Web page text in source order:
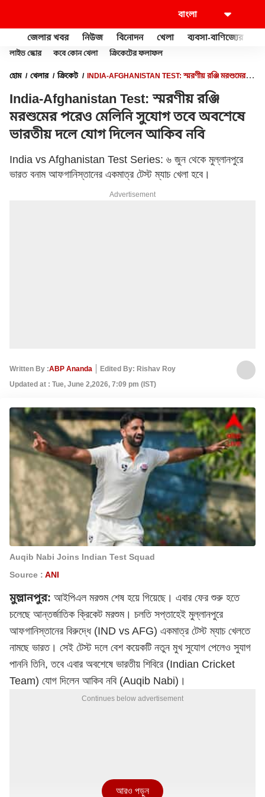
জেলার খবর নিউজ বিনোদন খেলা ব্যবসা-বাণিজ্যের
লাইভ স্কোর কবে কোন খেলা ক্রিকেটের ফলাফল
হোম খেলার ক্রিকেট
INDIA-AFGHANISTAN TEST: স্মরণীয় রঞ্জি মরশুমের
India-Afghanistan Test: স্মরণীয় রঞ্জি
মরশুমের পরেও মেলিনি সুযোগ তবে অবশেষে
ভারতীয় দলে যোগ দিলেন আকিব নবি
India vs Afghanistan Test Series: ৬ জুন থেকে মুল্লানপুরে
ভারত বনাম আফগানিস্তানের একমাত্র টেস্ট ম্যাচ খেলা হবে।
Advertisement
Written By :ABP Ananda
Edited By: Rishav Roy
Updated at : Tue, June 2,2026, 7:09 pm (IST)
Auqib Nabi Joins Indian Test Squad
Source : ANI
মুল্লানপুর: আইপিএলমরশুম শেষ হয়ে গিয়েছে। এবার ফের শুরু হতে
চলেছে আন্তর্জাতিক ক্রিকেট মরশুম। চলতি সপ্তাহেই মুল্লানপুরে
আফগানিস্তানের বিরুদ্ধে (IND vs AFG) একমাত্র টেস্ট ম্যাচ খেলতে
নামছে ভারত। সেই টেস্ট দলে বেশ কয়েকটি নতুন মুখ সুযোগ পেলেও সুযাগ
পাননি তিনি, তবে এবার অবশেষে ভারতীয় শিবিরে (Indian Cricket
Team) যোগ দিলেন আকিব নবি (Auqib Nabi)।
Continues below advertisement
আরও পড়ুন